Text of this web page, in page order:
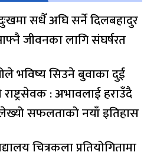
सधैँ अघि सर्ने दिलबहादुर
जीवनका लागि संघर्षरत
भविष्य सिउने बुवाका दुई
: अभावलाई हराउँदै
सफलताको नयाँ इतिहास
चित्रकला प्रतियोगितामा